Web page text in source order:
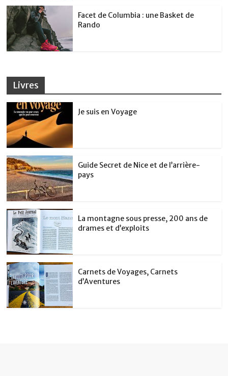
Facet de Columbia : une Basket de
Rando
Livres
Je suis en Voyage
Guide Secret de Nice et de l’arrière-
pays
La montagne sous presse, 200 ans de
drames et d’exploits
Carnets de Voyages, Carnets
d’Aventures